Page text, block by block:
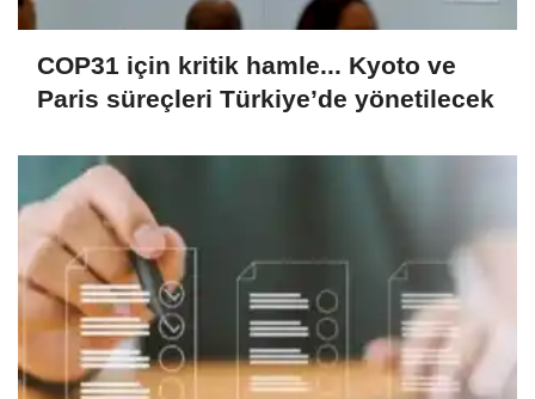
COP31 için kritik hamle... Kyoto ve
Paris süreçleri Türkiye’de yönetilecek